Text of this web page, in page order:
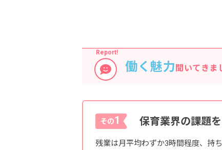
働く魅力 聞いてきま
その1 保育業界の課題を
残業は月平均わずか3時間程度、持